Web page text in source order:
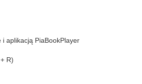
i aplikacją PiaBookPlayer
R)